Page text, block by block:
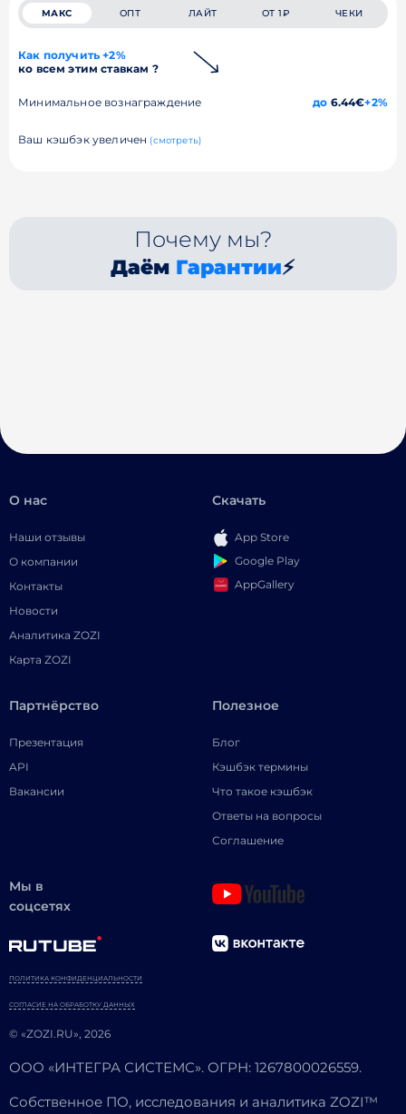
МАКС ОПТ ЛАЙТ ОТ 1₽ ЧЕКИ
Как получить +2%
ко всем этим ставкам ?
Минимальное вознаграждение до 6.44€+2%
Ваш кэшбэк увеличен (смотреть)
Почему мы?
Даём Гарантии⚡
О нас
Наши отзывы
О компании
Контакты
Новости
Аналитика ZOZI
Карта ZOZI
Скачать
App Store
Google Play
AppGallery
Партнёрство
Презентация
API
Вакансии
Полезное
Блог
Кэшбэк термины
Что такое кэшбэк
Ответы на вопросы
Соглашение
Мы в
соцсетях
© «ZOZI.RU», 2026
ПОЛИТИКА КОНФИДЕНЦИАЛЬНОСТИ
СОГЛАСИЕ НА ОБРАБОТКУ ДАННЫХ
ООО «ИНТЕГРА СИСТЕМС». ОГРН: 1267800026559.
Собственное ПО, исследования и аналитика ZOZI™